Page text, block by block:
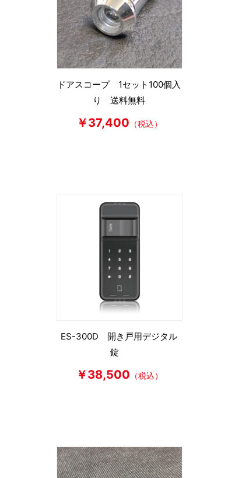
ドアスコープ 1セット100個入
り 送料無料
￥37,400 （税込）
ES-300D 開き戸用デジタル
錠
￥38,500 （税込）